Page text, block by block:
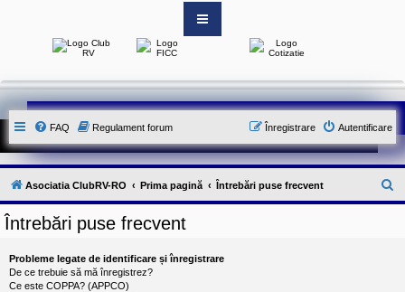
i
e
l
o
f
i
c
i
a
l
l
A
s
FAQ Regulament forum Autentificare
Înregistrare
Asociatia ClubRV-RO Prima pagină Întrebări puse frecvent
ă
Întrebări puse frecvent
Probleme legate de identificare și înregistrare
De ce trebuie să mă înregistrez?
Ce este COPPA? (APPCO)